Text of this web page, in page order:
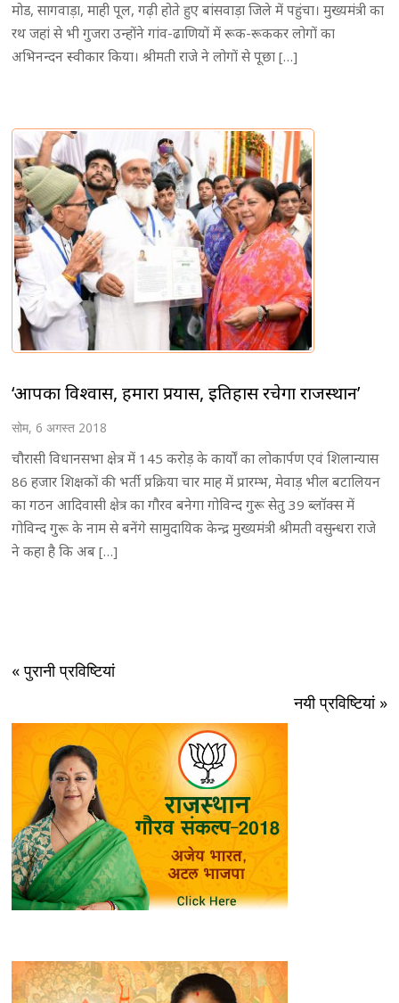
मोड, सागवाड़ा, माही पूल, गढ़ी होते हुए बांसवाड़ा जिले में पहुंचा। मुख्यमंत्री का
रथ जहां से भी गुजरा उन्होंने गांव-ढाणियों में रूक-रूककर लोगों का
अभिनन्दन स्वीकार किया। श्रीमती राजे ने लोगों से पूछा […]
‘आपका विश्वास, हमारा प्रयास, इतिहास रचेगा राजस्थान’
सोम, 6 अगस्त 2018
चौरासी विधानसभा क्षेत्र में 145 करोड़ के कार्यों का लोकार्पण एवं शिलान्यास
86 हजार शिक्षकों की भर्ती प्रक्रिया चार माह में प्रारम्भ, मेवाड़ भील बटालियन
का गठन आदिवासी क्षेत्र का गौरव बनेगा गोविन्द गुरू सेतु 39 ब्लॉक्स में
गोविन्द गुरू के नाम से बनेंगे सामुदायिक केन्द्र मुख्यमंत्री श्रीमती वसुन्धरा राजे
ने कहा है कि अब […]
« पुरानी प्रविष्टियां
नयी प्रविष्टियां »